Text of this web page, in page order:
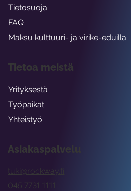
Asiakaspalvelu
tuki@rockway.fi
045 7731 1111
Tietosuoja
FAQ
Maksu kulttuuri- ja virike-eduilla
Tietoa meistä
Yrityksestä
Työpaikat
Yhteistyö